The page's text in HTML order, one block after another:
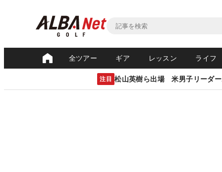
全ツアー ギア レッスン ライフ
注目 松山英樹ら出場 米男子リーダ